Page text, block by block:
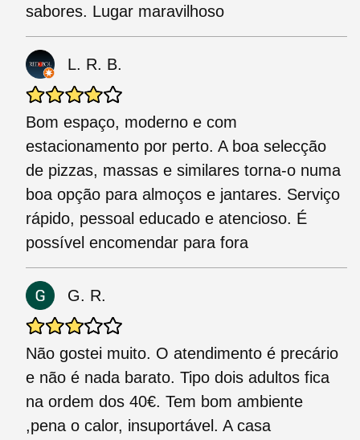
sabores. Lugar maravilhoso
L. R. B.
Bom espaço, moderno e com
estacionamento por perto. A boa selecção
de pizzas, massas e similares torna-o numa
boa opção para almoços e jantares. Serviço
rápido, pessoal educado e atencioso. É
possível encomendar para fora
G. R.
Não gostei muito. O atendimento é precário
e não é nada barato. Tipo dois adultos fica
na ordem dos 40€. Tem bom ambiente
,pena o calor, insuportável. A casa